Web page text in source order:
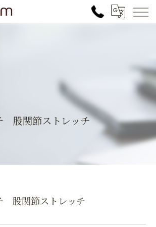
股関節ストレッチ
股関節ストレッチ